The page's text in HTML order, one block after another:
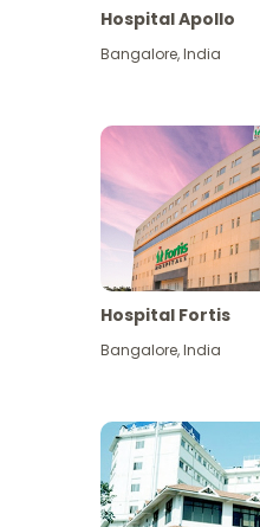
Hospital Apollo
Bangalore,India
Hospital Fortis
Bangalore,India